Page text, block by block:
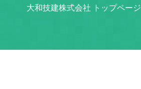
大和技建株式会社 トップページ